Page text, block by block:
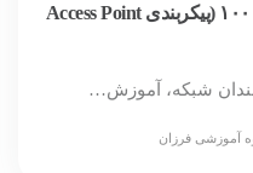
پیکربندی شبکه های وایرلس از ۰ تا ۱۰۰ (پیکربندی Access Point
شبکه، آموزش…
آموزشی فرزان